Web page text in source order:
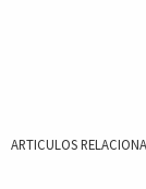
ARTICULOS